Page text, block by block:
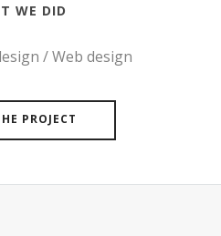
WE DID
/ Web design
PROJECT